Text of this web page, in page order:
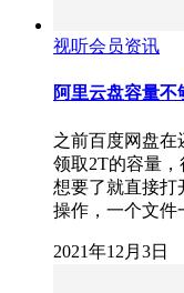
视听会员资讯
阿里云盘容量
之前百度网盘在
领取2T的容量
想要了就直接打
操作，一个文
2021年12月3日